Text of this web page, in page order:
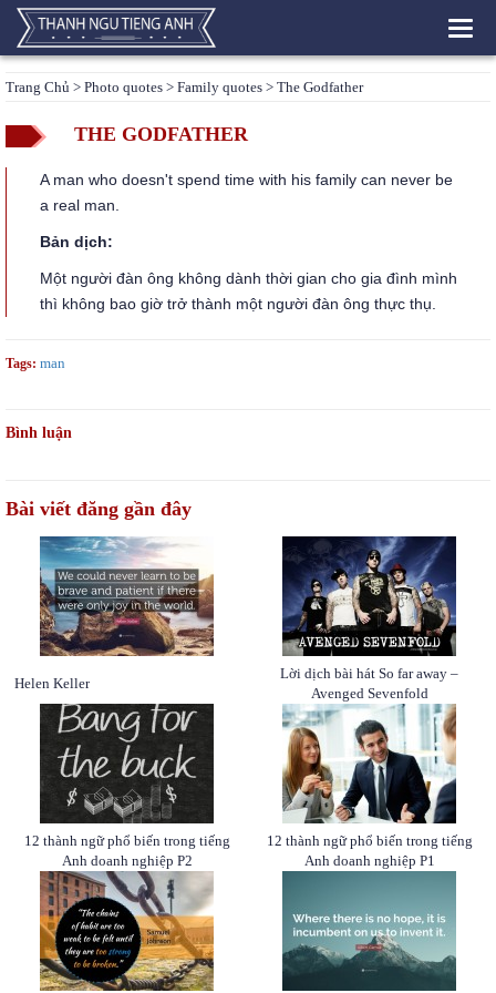
Trang Chủ > Photo quotes > Family quotes > The Godfather
THE GODFATHER
A man who doesn't spend time with his family can never be
a real man.
Bản dịch:
Một người đàn ông không dành thời gian cho gia đình mình
thì không bao giờ trở thành một người đàn ông thực thụ.
Tags: man
Bình luận
Bài viết đăng gần đây
Helen Keller
Lời dịch bài hát So far away –
Avenged Sevenfold
12 thành ngữ phổ biến trong tiếng
Anh doanh nghiệp P2
12 thành ngữ phổ biến trong tiếng
Anh doanh nghiệp P1